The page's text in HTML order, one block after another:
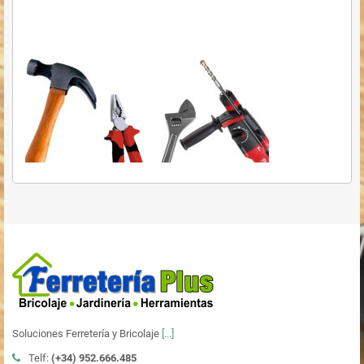
Soluciones Ferretería y Bricolaje [...]
Telf: (+34) 952.666.485